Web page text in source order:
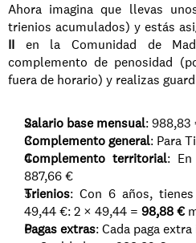
Ahora imagina que llevas
trienios acumulados) y estás
II en la Comunidad de
complemento de penosidad
fuera de horario) y realizas
Salario base mensual: 988,83
Complemento general: Para
Complemento territorial: En
887,66 €
Trienios: Con 6 años,
49,44 €: 2 × 49,44 = 98,88 €
Pagas extras: Cada paga